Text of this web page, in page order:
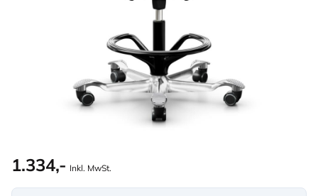
1.334,- Inkl. MwSt.